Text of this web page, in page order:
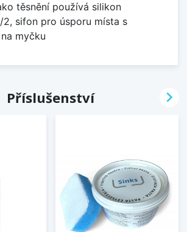
těsnění používá silikon
2, sifon pro úsporu místa s
myčku
Příslušenství 